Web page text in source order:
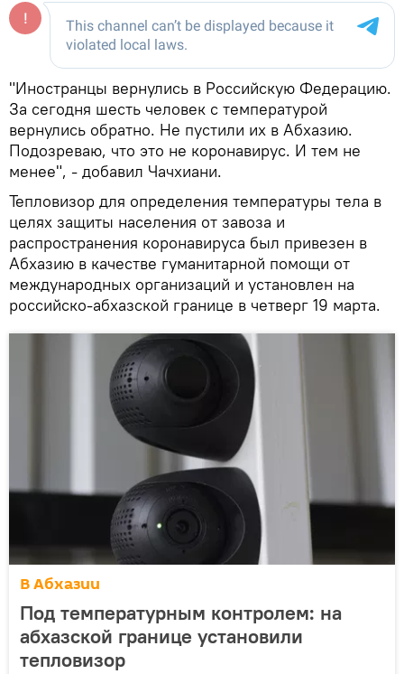
"Иностранцы вернулись в Российскую Федерацию.
За сегодня шесть человек с температурой
вернулись обратно. Не пустили их в Абхазию.
Подозреваю, что это не коронавирус. И тем не
менее", - добавил Чачхиани.
Тепловизор для определения температуры тела в
целях защиты населения от завоза и
распространения коронавируса был привезен в
Абхазию в качестве гуманитарной помощи от
международных организаций и установлен на
российско-абхазской границе в четверг 19 марта.
В Абхазии
Под температурным контролем: на
абхазской границе установили
тепловизор